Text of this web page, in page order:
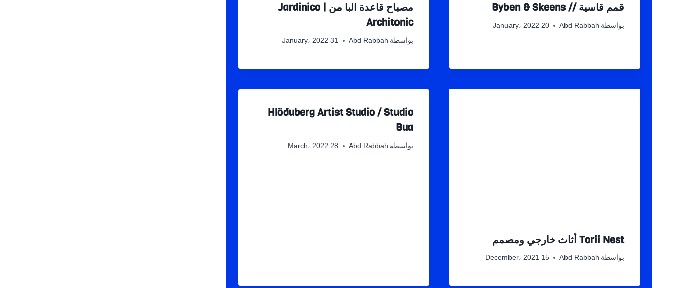
قمم قاسية // Byben & Skeens
بواسطة Abd Rabbah 20 January، 2022
مصباح قاعدة البا من Jardinico |
Architonic
بواسطة Abd Rabbah 31 January، 2022
Torii Nest أثاث خارجي ومصمم
بواسطة Abd Rabbah 15 December، 2021
Hlöðuberg Artist Studio / Studio
Bua
بواسطة Abd Rabbah 28 March، 2022